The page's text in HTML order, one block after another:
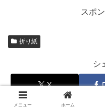
スポ
折り紙
シ
X
メニュー ホーム